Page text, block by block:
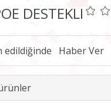
DESTEKLI
edildiğinde